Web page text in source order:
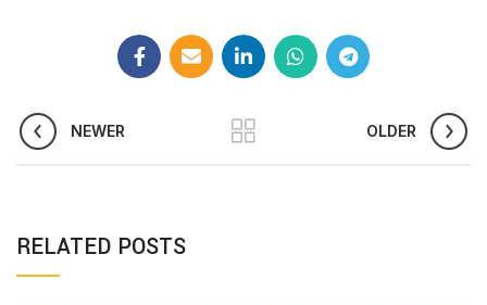
NEWER OLDER
RELATED POSTS